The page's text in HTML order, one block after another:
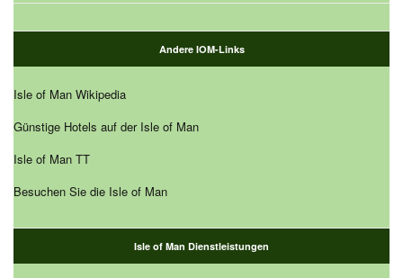
Andere IOM-Links
Isle of Man Wikipedia
Günstige Hotels auf der Isle of Man
Isle of Man TT
Besuchen Sie die Isle of Man
Isle of Man Dienstleistungen